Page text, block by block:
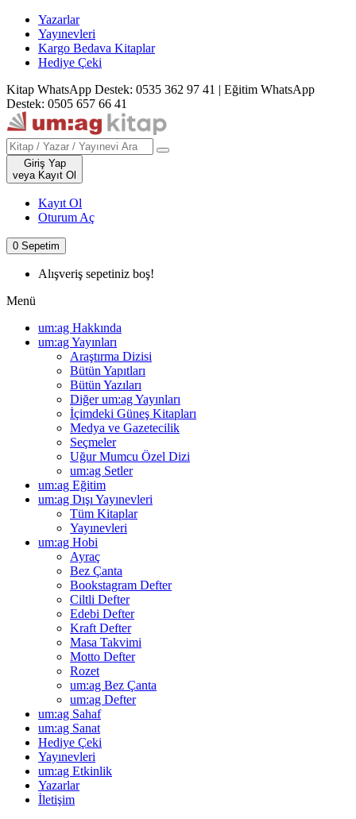
Yazarlar
Yayınevleri
Kargo Bedava Kitaplar
Hediye Çeki
Kitap WhatsApp Destek: 0535 362 97 41 | Eğitim WhatsApp
Destek: 0505 657 66 41
Giriş Yap
veya Kayıt Ol
Kayıt Ol
Oturum Aç
0 Sepetim
Alışveriş sepetiniz boş!
Menü
um:ag Hakkında
um:ag Yayınları
Araştırma Dizisi
Bütün Yapıtları
Bütün Yazıları
Diğer um:ag Yayınları
İçimdeki Güneş Kitapları
Medya ve Gazetecilik
Seçmeler
Uğur Mumcu Özel Dizi
um:ag Setler
um:ag Eğitim
um:ag Dışı Yayınevleri
Tüm Kitaplar
Yayınevleri
um:ag Hobi
Ayraç
Bez Çanta
Bookstagram Defter
Ciltli Defter
Edebi Defter
Kraft Defter
Masa Takvimi
Motto Defter
Rozet
um:ag Bez Çanta
um:ag Defter
um:ag Sahaf
um:ag Sanat
Hediye Çeki
Yayınevleri
um:ag Etkinlik
Yazarlar
İletişim